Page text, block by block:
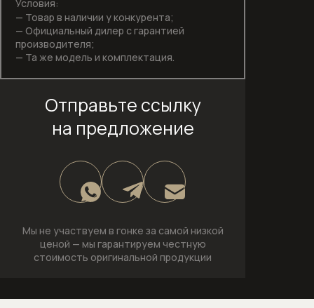
Сушильные машины
Техника для кухни
Техника для ухода за бельем
Холодильники
О компании
Условия:
— Товар в наличии у конкурента;
— Официальный дилер с гарантией
производителя;
— Та же модель и комплектация.
Отправьте ссылку
на предложение
Мы не участвуем в гонке за самой низкой
ценой — мы гарантируем честную
стоимость оригинальной продукции